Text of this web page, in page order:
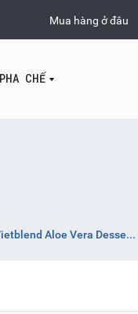
Mua hàng ở đâu
CHẾ
Aloe Vera Desse...